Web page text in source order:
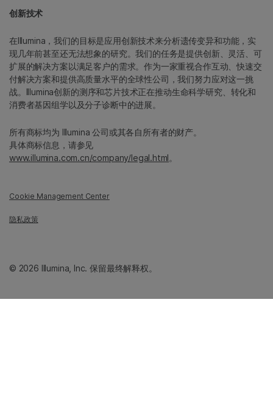
创新技术
在Illumina，我们的目标是应用创新技术来分析遗传变异和功能，实
现几年前甚至还无法想象的研究。我们的任务是提供创新、灵活、可
扩展的解决方案以满足客户的需求。作为一家重视合作互动、快速交
付解决方案和提供高质量水平的全球性公司，我们努力应对这一挑
战。Illumina创新的测序和芯片技术正在推动生命科学研究、转化和
消费者基因组学以及分子诊断中的进展。
所有商标均为 Illumina 公司或其各自所有者的财产。
具体商标信息，请参见
www.illumina.com.cn/company/legal.html。
Cookie Management Center
隐私政策
© 2026 Illumina, Inc. 保留最终解释权。